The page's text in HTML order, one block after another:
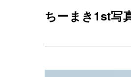
ちーまき1st写